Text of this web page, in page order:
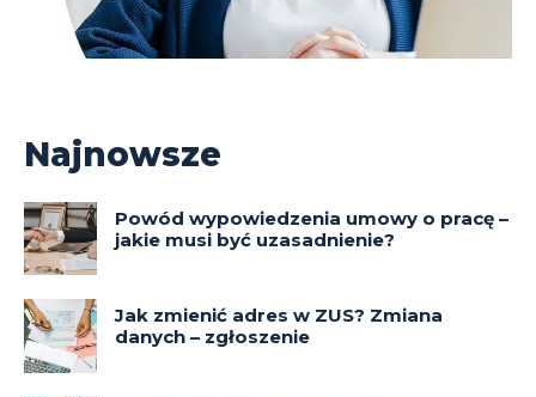
Najnowsze
Powód wypowiedzenia umowy o pracę –
jakie musi być uzasadnienie?
Jak zmienić adres w ZUS? Zmiana
danych – zgłoszenie